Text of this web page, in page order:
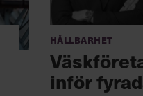
Hållbarhet
inför